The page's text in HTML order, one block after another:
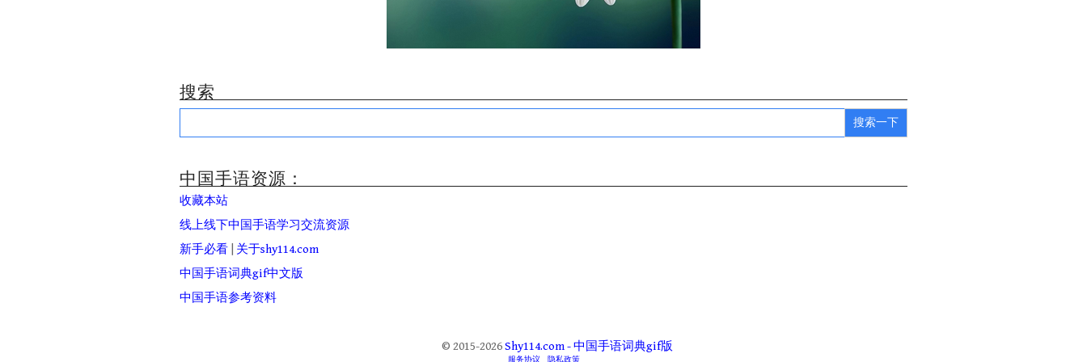
搜索
Search
中国手语资源：
收藏本站
线上线下中国手语学习交流资源
新手必看
关于shy114.com
中国手语词典gif中文版
中国手语参考资料
© 2015-2026Shy114.com - 中国手语词典gif版
服务协议 隐私政策